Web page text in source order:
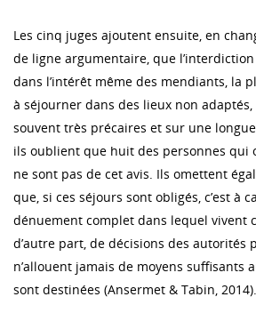
Les cinq juges ajoutent ensuite, en
de ligne argumentaire, que
dans l’intérêt même des mendiants, la
à séjourner dans des lieux non
souvent très précaires et sur une
ils oublient que huit des personnes qui
ne sont pas de cet avis. Ils omettent
que, si ces séjours sont obligés, c’est à
dénuement complet dans lequel vivent
d’autre part, de décisions des autorités
n’allouent jamais de moyens suffisants
sont destinées (Ansermet & Tabin, 2014).